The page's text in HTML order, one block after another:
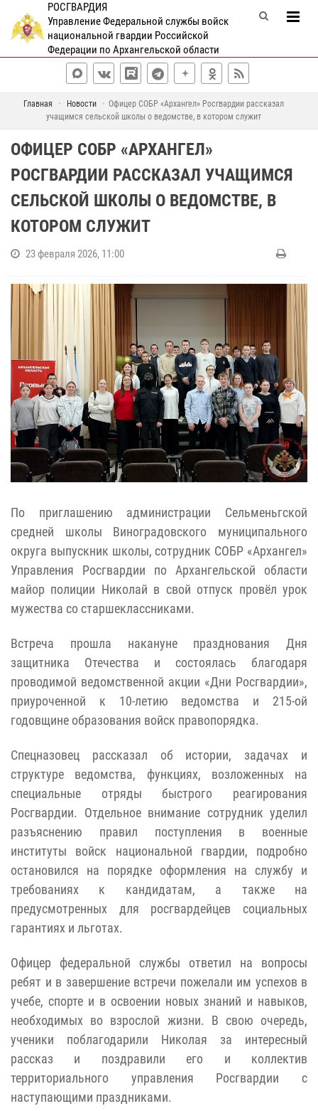
РОСГВАРДИЯ
Управление Федеральной службы войск
национальной гвардии Российской
Федерации по Архангельской области
Главная Новости
Офицер СОБР «Архангел» Росгвардии рассказал
учащимся сельской школы о ведомстве, в котором служит
ОФИЦЕР СОБР «АРХАНГЕЛ»
РОСГВАРДИИ РАССКАЗАЛ УЧАЩИМСЯ
СЕЛЬСКОЙ ШКОЛЫ О ВЕДОМСТВЕ, В
КОТОРОМ СЛУЖИТ
23 февраля 2026, 11:00
По приглашению администрации Сельменьгской
средней школы Виноградовского муниципального
округа выпускник школы, сотрудник СОБР «Архангел»
Управления Росгвардии по Архангельской области
майор полиции Николай в свой отпуск провёл урок
мужества со старшеклассниками.
Встреча прошла накануне празднования Дня
защитника Отечества и состоялась благодаря
проводимой ведомственной акции «Дни Росгвардии»,
приуроченной к 10-летию ведомства и 215-ой
годовщине образования войск правопорядка.
Спецназовец рассказал об истории, задачах и
структуре ведомства, функциях, возложенных на
специальные отряды быстрого реагирования
Росгвардии. Отдельное внимание сотрудник уделил
разъяснению правил поступления в военные
институты войск национальной гвардии, подробно
остановился на порядке оформления на службу и
требованиях к кандидатам, а также на
предусмотренных для росгвардейцев социальных
гарантиях и льготах.
Офицер федеральной службы ответил на вопросы
ребят и в завершение встречи пожелали им успехов в
учебе, спорте и в освоении новых знаний и навыков,
необходимых во взрослой жизни. В свою очередь,
ученики поблагодарили Николая за интересный
рассказ и поздравили его и коллектив
территориального управления Росгвардии с
наступающими праздниками.